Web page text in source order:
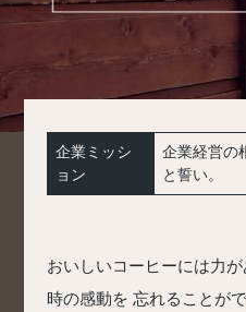
企業ミッシ
ョン
企業経営の
と誓い。
おいしいコーヒーには力が
時の感動を 忘れることが